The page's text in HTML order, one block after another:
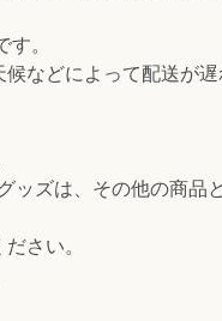
。
などによって配送が遅
ッズは、その他の商品
さい。